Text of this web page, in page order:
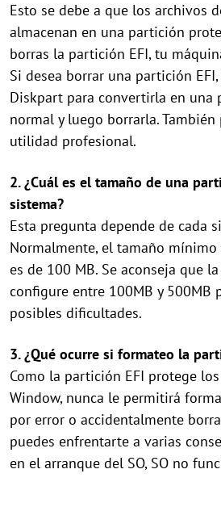
Esto se debe a que los archivos
almacenan en una partición
borras la partición EFI, tu
Si desea borrar una partición
Diskpart para convertirla en una
normal y luego borrarla.
utilidad profesional.
2. ¿Cuál es el tamaño de una
sistema?
Esta pregunta depende de cada
Normalmente, el tamaño
es de 100 MB. Se aconseja que
configure entre 100MB y 500MB
posibles dificultades.
3. ¿Qué ocurre si formateo la
Como la partición EFI protege
Window, nunca le permitirá
por error o accidentalmente
puedes enfrentarte a varias
en el arranque del SO, SO no